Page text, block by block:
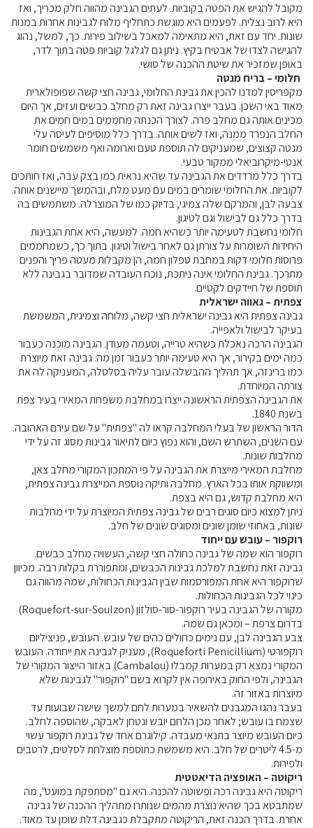
וובינרים לאנשי מקצוע
מידעונים
מחקרים
מתכונים
מקובל להגיש את הפטה בקוביות. לעתים הגבינה מהווה חלק מכריך, ואז
היא לרוב נצלית. לפעמים היא מוגשת כתחליף מלוח לגבינות אחרות במנות
שונות. יחד עם זאת, היא מתאימה למאכל בשילוב פירות. כך, למשל, נהוג
להגישה לצדו של אבטיח בקיץ. ניתן גם לגלגל קוביות פטה בתוך לדר,
באופן שמזכיר את שיטת ההכנה של סושי.
חלומי – בריח מנטה
מקפריסין למדנו להכין את גבינת החלומי, גבינה חצי קשה שפופולארית
מאוד באי השכן. בעבר ייצרו גבינה זאת רק מחלב כבשים ועזים, אך היום
מכינים אותה גם מחלב פרה. לצורך הכנתה מחממים במים חמים את
החלב הנפרד ממנה, ואז לשים אותה. בדרך כלל מוסיפים לעיסה עלי
מנטה קצוצים, שמעניקים לה תוספת טעם וארומה ואף משמשים חומר
אנטי-מיקרוביאלי ממקור טבעי.
בדרך כלל מרדדים את הגבינה עד שהיא נראית כמו בצק עבה, ואז חותכים
לקוביות. את החלומי שומרים במים עם מעט מלח, ובהמשך מיישנים אותה.
צבעה לבן, והמרקם שלה צמיגי, בדיוק כמו של המוצרלה. משתמשים בה
בדרך כלל גם לבישול וגם לטיגון.
חלומי נחשבת לטעימה יותר כשהיא חמה. למעשה, היא אחת הגבינות
היחידות השומרות על צורתן גם לאחר בישול וטיגון. בתוך כך, כשמחממים
פרוסות חלומי דקות במחבת טפלון חמה, הן מקבלות מעטה פריך והפנים
מתרכך. גבינת החלומי אינה ניתכת, נוכח העובדה שמדובר בגבינה ללא
תוספת של חיידקים לקטיים.
צפתית – גאווה ישראלית
גבינה צפתית היא גבינה ישראלית חצי קשה, מלוחה וצמיגית, המשמשת
בעיקר לבישול ולאפייה.
הגבינה הרכה נאכלת כשהיא טרייה, וטעמה מעודן. הגבינה מוכנה כעבור
כמה ימים בקירור, אך היא טעימה יותר כעבור זמן מה. גבינה זאת מיוצרת
כמו ברינזה, אך תהליך ההבשלה עובר עליה בסלסלה, המעניקה לה את
צורתה המיוחדת.
את הגבינה הצפתית הראשונה ייצרו במחלבת משפחת המאירי בעיר צפת
בשנת 1840.
הדור הראשון של בעלי המחלבה קראו לה "צפתית" על שם עירם האהובה.
עם השנים, השתרש השם, והוא נפוץ כיום לתיאור גבינות מסוג זה על ידי
מחלבות שונות.
מחלבת המאירי מייצרת את הגבינה על פי המתכון המקורי מחלב צאן,
ומשווקת אותו בכל הארץ. מחלבה ותיקה נוספת המייצרת גבינה צפתית,
היא מחלבת קדוש, גם היא בצפת.
ניתן למצוא כיום סוגים רבים של גבינה צפתית המיוצרת על ידי מחלבות
שונות, באחוזי שומן שונים ומסוגים שונים של חלב.
רוקפור – עובש עם ייחוד
רוקפור הוא שמה של גבינה כחולה חצי קשה, העשויה מחלב כבשים.
גבינה זאת נחשבת למלכת גבינות הכבשים, ומתפוררת בקלות רבה. מכיוון
שרוקפור היא אחת המפורסמות שבין הגבינות הכחולות, שמה מהווה גם
כינוי לכל הגבינות הכחולות.
מקורה של הגבינה בעיר רוקפור-סור-סולזון (Roquefort-sur-Soulzon
)
בדרום צרפת – ומכאן גם שמה.
צבע הגבינה לבן, עם נימים כחולים כהים של עובש. העובש, פניציליום
רוקפורטי (Penicillium
Roqueforti), מעניק לגבינה את ייחודה. העובש
המקורי נמצא רק במערות קמבלו (Cambalou) באזור הייצור המקורי של
הגבינה, ולפי החוק באירופה אין לקרוא בשם "רוקפור" לגבינות שלא
מיוצרות באזור זה.
בעבר נהגו המגבנים להשאיר במערות לחם למשך שישה שבועות עד
שצמח בו עובש; לאחר מכן הלחם יובש ונטחן לאבקה, שהוספה לחלב.
כיום העובש מיוצר בתנאי מעבדה. קילוגרם אחד של גבינת רוקפור עשוי
מ-4.5 ליטרים של חלב. היא משמשת כתוספת מוצלחת לסלטים, לרטבים
ולפירות.
ריקוטה – האופציה הדיאטטית
ריקוטה היא גבינה רכה ופשוטה להכנה. היא גם "מסתפקת במועט", מה
שמתבטא בכך שהיא נוצרת מהמים שנותרו מתהליך ההכנה של גבינה
אחרת. בדרך הכנה זאת, הריקוטה מתקבלת כגבינה דלת שומן עד מאוד.